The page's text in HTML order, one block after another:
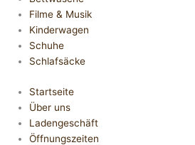
Filme & Musik
Kinderwagen
Schuhe
Schlafsäcke
Startseite
Über uns
Ladengeschäft
Öffnungszeiten